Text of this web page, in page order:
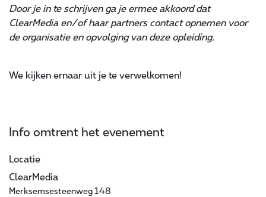
Door je in te schrijven ga je ermee akkoord dat
ClearMedia en/of haar partners contact opnemen voor
de organisatie en opvolging van deze opleiding.
We kijken ernaar uit je te verwelkomen!
Info omtrent het evenement
Locatie
ClearMedia
Merksemsesteenweg 148